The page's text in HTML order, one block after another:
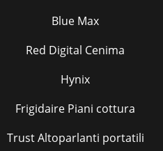
Blue Max
Red Digital Cenima
Hynix
Frigidaire Piani cottura
Trust Altoparlanti portatili